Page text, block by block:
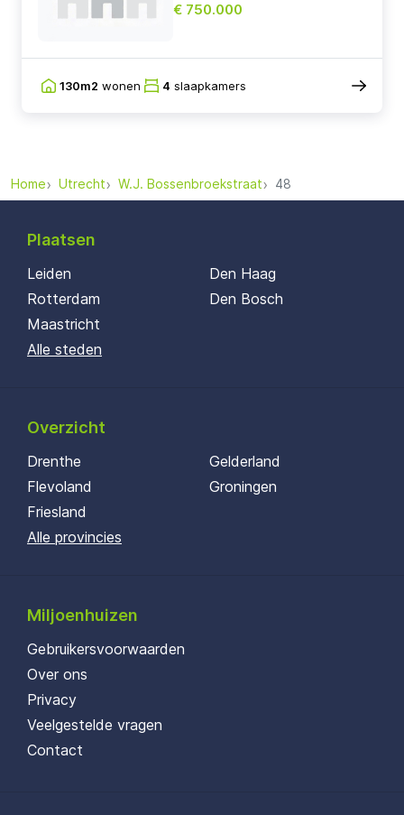
€ 750.000
130m2 wonen 4 slaapkamers
Home Utrecht W.J. Bossenbroekstraat 48
Plaatsen
Leiden
Rotterdam
Maastricht
Den Haag
Den Bosch
Alle steden
Overzicht
Drenthe
Flevoland
Friesland
Gelderland
Groningen
Alle provincies
Miljoenhuizen
Gebruikersvoorwaarden
Over ons
Privacy
Veelgestelde vragen
Contact